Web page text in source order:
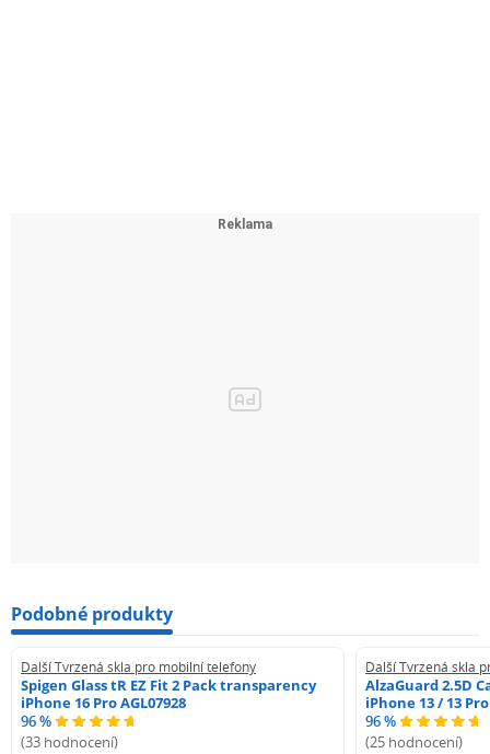
Podobné produkty
Další Tvrzená skla pro mobilní telefony
Spigen Glass tR EZ Fit 2 Pack transparency
iPhone 16 Pro AGL07928
96 %
(33 hodnocení)
Další Tvrzená skla
AlzaGuard 2.5D
iPhone 13 / 13 Pro
96 %
(25 hodnocení)